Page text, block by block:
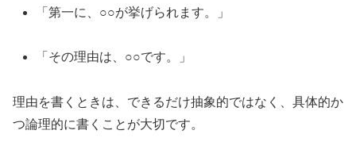
「第一に、○○が挙げられます。」
「その理由は、○○です。」
理由を書くときは、できるだけ抽象的ではなく、具体的か
つ論理的に書くことが大切です。